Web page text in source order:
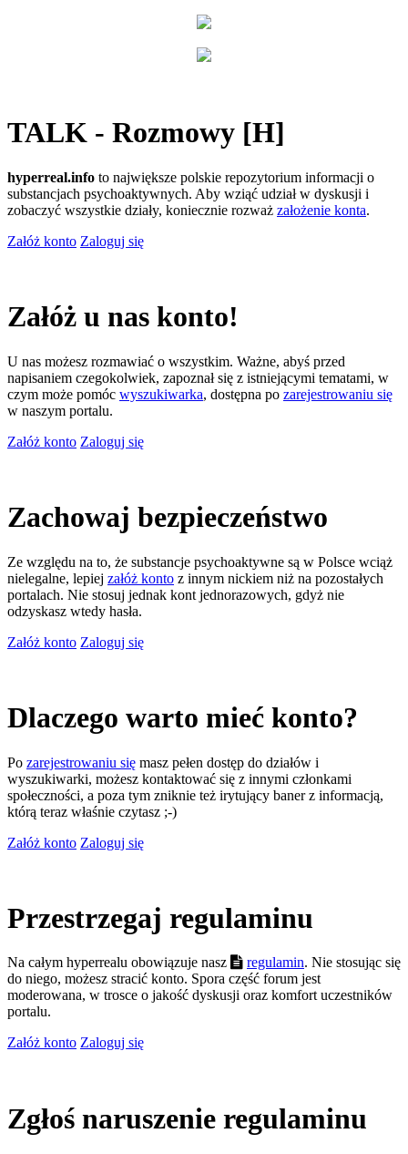
TALK - Rozmowy [H]
hyperreal.info to największe polskie repozytorium informacji o
substancjach psychoaktywnych. Aby wziąć udział w dyskusji i
zobaczyć wszystkie działy, koniecznie rozważ założenie konta.
Załóż konto Zaloguj się
Załóż u nas konto!
U nas możesz rozmawiać o wszystkim. Ważne, abyś przed
napisaniem czegokolwiek, zapoznał się z istniejącymi tematami, w
czym może pomóc wyszukiwarka, dostępna po zarejestrowaniu się
w naszym portalu.
Załóż konto Zaloguj się
Zachowaj bezpieczeństwo
Ze względu na to, że substancje psychoaktywne są w Polsce wciąż
nielegalne, lepiej załóż konto z innym nickiem niż na pozostałych
portalach. Nie stosuj jednak kont jednorazowych, gdyż nie
odzyskasz wtedy hasła.
Załóż konto Zaloguj się
Dlaczego warto mieć konto?
Po zarejestrowaniu się masz pełen dostęp do działów i
wyszukiwarki, możesz kontaktować się z innymi członkami
społeczności, a poza tym zniknie też irytujący baner z informacją,
którą teraz właśnie czytasz ;-)
Załóż konto Zaloguj się
Przestrzegaj regulaminu
Na całym hyperrealu obowiązuje nasz regulamin. Nie stosując się
do niego, możesz stracić konto. Spora część forum jest
moderowana, w trosce o jakość dyskusji oraz komfort uczestników
portalu.
Załóż konto Zaloguj się
Zgłoś naruszenie regulaminu